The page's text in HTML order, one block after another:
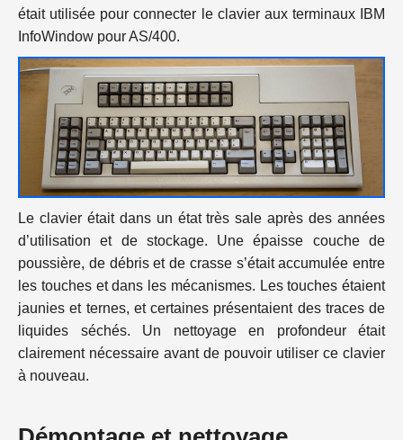
était utilisée pour connecter le clavier aux terminaux IBM
InfoWindow pour AS/400.
Le clavier était dans un état très sale après des années
d’utilisation et de stockage. Une épaisse couche de
poussière, de débris et de crasse s’était accumulée entre
les touches et dans les mécanismes. Les touches étaient
jaunies et ternes, et certaines présentaient des traces de
liquides séchés. Un nettoyage en profondeur était
clairement nécessaire avant de pouvoir utiliser ce clavier
à nouveau.